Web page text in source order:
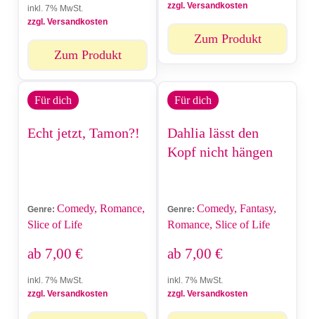
inkl. 7% MwSt.
zzgl. Versandkosten
Zum Produkt
zzgl. Versandkosten
Zum Produkt
Für dich
Echt jetzt, Tamon?!
Genre: Comedy, Romance,
Slice of Life
ab 7,00 €
inkl. 7% MwSt.
zzgl. Versandkosten
Für dich
Dahlia lässt den
Kopf nicht hängen
Genre: Comedy, Fantasy,
Romance, Slice of Life
ab 7,00 €
inkl. 7% MwSt.
zzgl. Versandkosten